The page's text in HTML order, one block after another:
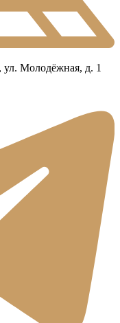
ул. Молодёжная, д. 1